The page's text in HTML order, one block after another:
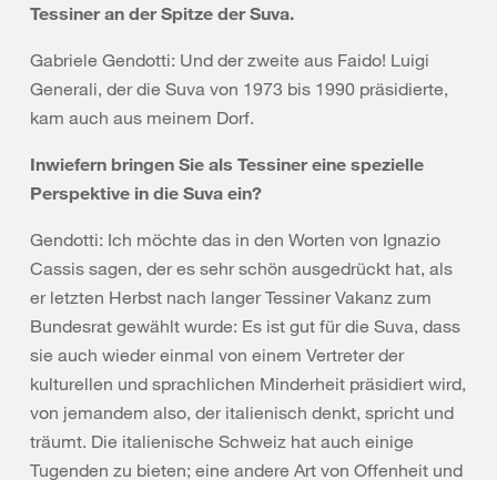
Tessiner an der Spitze der Suva.
Gabriele Gendotti: Und der zweite aus Faido! Luigi
Generali, der die Suva von 1973 bis 1990 präsidierte,
kam auch aus meinem Dorf.
Inwiefern bringen Sie als Tessiner eine spezielle
Perspektive in die Suva ein?
Gendotti: Ich möchte das in den Worten von Ignazio
Cassis sagen, der es sehr schön ausgedrückt hat, als
er letzten Herbst nach langer Tessiner Vakanz zum
Bundesrat gewählt wurde: Es ist gut für die Suva, dass
sie auch wieder einmal von einem Vertreter der
kulturellen und sprachlichen Minderheit präsidiert wird,
von jemandem also, der italienisch denkt, spricht und
träumt. Die italienische Schweiz hat auch einige
Tugenden zu bieten; eine andere Art von Offenheit und